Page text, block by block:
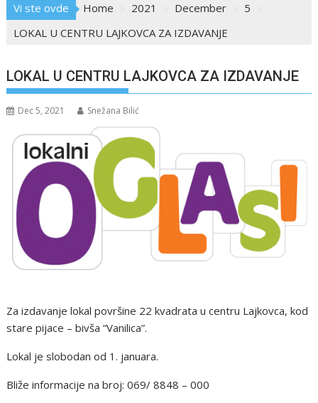
Vi ste ovde Home 2021 December
5
LOKAL U CENTRU LAJKOVCA ZA IZDAVANJE
LOKAL U CENTRU LAJKOVCA ZA IZDAVANJE
Dec 5, 2021 Snežana Bilić
Za izdavanje lokal površine 22 kvadrata u centru Lajkovca, kod
stare pijace – bivša “Vanilica”.
Lokal je slobodan od 1. januara.
Bliže informacije na broj: 069/ 8848 – 000